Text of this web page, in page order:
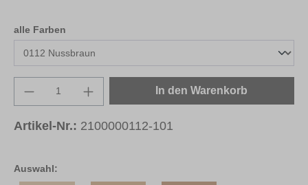
Auswahl:
alle Farben
Produkt Anzahl: Gib den gewünschten
In den Warenkorb
Artikel-Nr.: 2100000112-101